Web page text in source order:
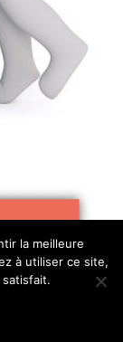
la meilleure
à utiliser ce site,